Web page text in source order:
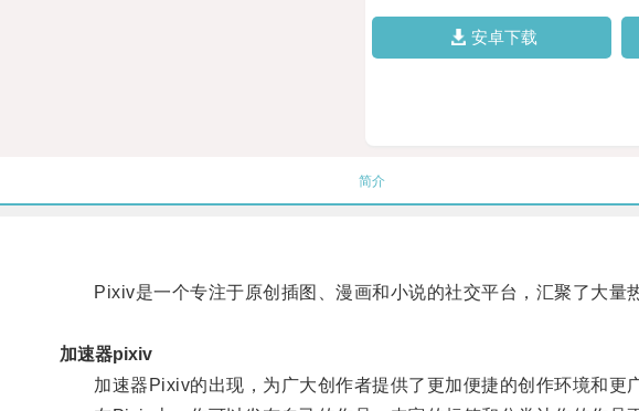
安卓下载
简介
Pixiv是一个专注于原创插图、漫画和小说的社交平台，汇聚了大量热
加速器pixiv
加速器Pixiv的出现，为广大创作者提供了更加便捷的创作环境和更广